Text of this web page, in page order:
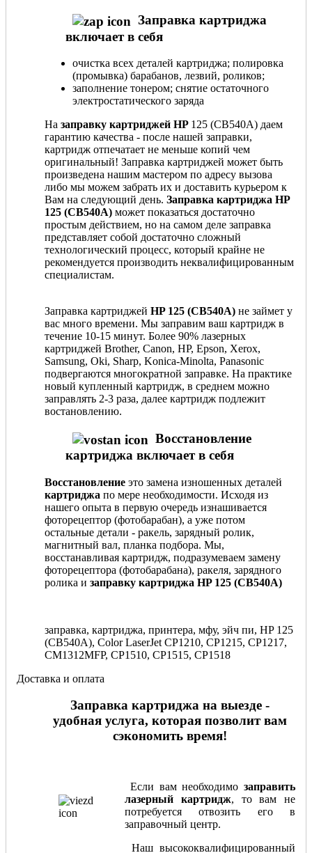
Заправка картриджа
включает в себя
очистка всех деталей картриджа; полировка
(промывка) барабанов, лезвий, роликов;
заполнение тонером; снятие остаточного
электростатического заряда
На заправку картриджей HP 125 (CB540A) даем
гарантию качества - после нашей заправки,
картридж отпечатает не меньше копий чем
оригинальный! Заправка картриджей может быть
произведена нашим мастером по адресу вызова
либо мы можем забрать их и доставить курьером к
Вам на следующий день. Заправка картриджа HP
125 (CB540A) может показаться достаточно
простым действием, но на самом деле заправка
представляет собой достаточно сложный
технологический процесс, который крайне не
рекомендуется производить неквалифицированным
специалистам.
Заправка картриджей HP 125 (CB540A) не займет у
вас много времени. Мы заправим ваш картридж в
течение 10-15 минут. Более 90% лазерных
картриджей Brother, Canon, HP, Epson, Xerox,
Samsung, Oki, Sharp, Konica-Minolta, Panasonic
подвергаются многократной заправке. На практике
новый купленный картридж, в среднем можно
заправлять 2-3 раза, далее картридж подлежит
востановлению.
Восстановление
картриджа включает в себя
Восстановление это замена изношенных деталей
картриджа по мере необходимости. Исходя из
нашего опыта в первую очередь изнашивается
фоторецептор (фотобарабан), а уже потом
остальные детали - ракель, зарядный ролик,
магнитный вал, планка подбора. Мы,
восстанавливая картридж, подразумеваем замену
фоторецептора (фотобарабана), ракеля, зарядного
ролика и заправку картриджа HP 125 (CB540A)
заправка, картриджа, принтера, мфу, эйч пи, HP 125
(CB540A), Color LaserJet CP1210, CP1215, CP1217,
CM1312MFP, CP1510, CP1515, CP1518
Доставка и оплата
Заправка картриджа на выезде -
удобная услуга, которая позволит вам
сэкономить время!
Если вам необходимо заправить
лазерный картридж, то вам не
потребуется отвозить его в
заправочный центр.
Наш высококвалифицированный